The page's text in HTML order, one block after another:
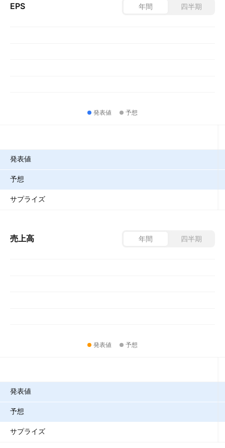
EPS 年間 四半期
発表値 予想
発表値
予想
サプライズ
売上高 年間 四半期
発表値 予想
発表値
予想
サプライズ